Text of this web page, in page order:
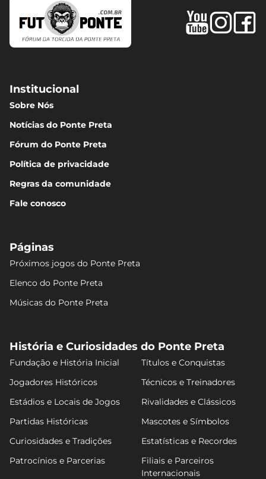
Institucional
Sobre Nós
Notícias do Ponte Preta
Fórum do Ponte Preta
Política de privacidade
Regras da comunidade
Fale conosco
Páginas
Próximos jogos do Ponte Preta
Elenco do Ponte Preta
Músicas do Ponte Preta
História e Curiosidades do Ponte Preta
Fundação e História Inicial
Títulos e Conquistas
Jogadores Históricos
Técnicos e Treinadores
Estádios e Locais de Jogos
Rivalidades e Clássicos
Partidas Históricas
Mascotes e Símbolos
Curiosidades e Tradições
Estatísticas e Recordes
Patrocínios e Parcerias
Filiais e Parceiros
Internacionais